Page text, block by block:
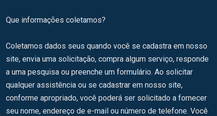
Que informações coletamos?
Coletamos dados seus quando você se cadastra em nosso
site, envia uma solicitação, compra algum serviço, responde
a uma pesquisa ou preenche um formulário. Ao solicitar
qualquer assistência ou se cadastrar em nosso site,
conforme apropriado, você poderá ser solicitado a fornecer
seu nome, endereço de e-mail ou número de telefone. Você